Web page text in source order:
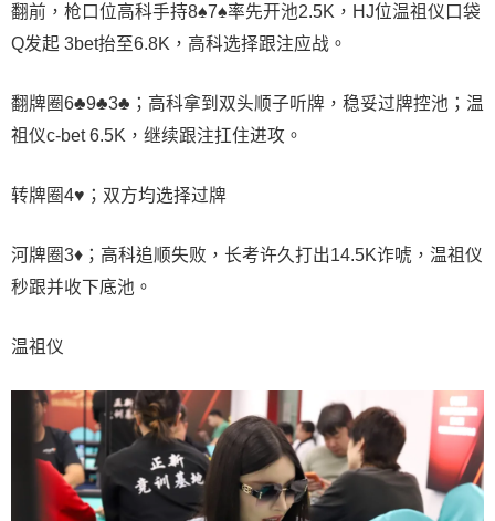
翻前，枪口位高科手持8♠7♠率先开池2.5K，HJ位温祖仪口袋
Q发起 3bet抬至6.8K，高科选择跟注应战。
翻牌圈6♣9♣3♣；高科拿到双头顺子听牌，稳妥过牌控池；温
祖仪c-bet 6.5K，继续跟注扛住进攻。
转牌圈4♥；双方均选择过牌
河牌圈3♦；高科追顺失败，长考许久打出14.5K诈唬，温祖仪
秒跟并收下底池。
温祖仪